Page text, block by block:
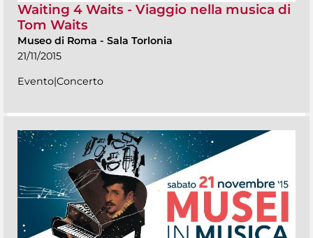
Waiting 4 Waits - Viaggio nella musica di
Tom Waits
Museo di Roma - Sala Torlonia
21/11/2015
Evento|Concerto